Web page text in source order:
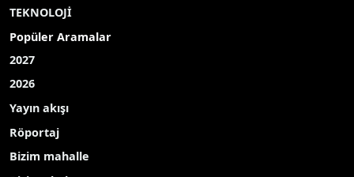
TEKNOLOJİ
Popüler Aramalar
2027
2026
Yayın akışı
Röportaj
Bizim mahalle